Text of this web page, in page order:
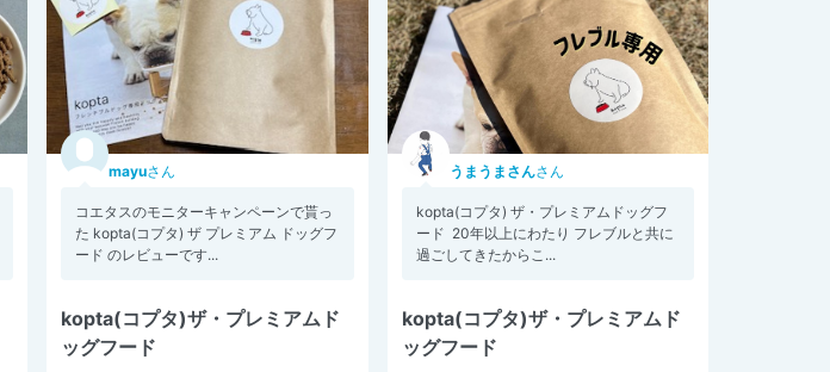
mayuさん
コエタスのモニターキャンペーンで貰っ
た kopta(コプタ) ザ プレミアム ドッグフ
ード のレビューです...
kopta(コプタ)ザ・プレミアムド
ッグフード
うまうまさんさん
kopta(コプタ) ザ・プレミアムドッグフ
ード ⁡ 20年以上にわたり フレブルと共に
過ごしてきたからこ...
kopta(コプタ)ザ・プレミアムド
ッグフード